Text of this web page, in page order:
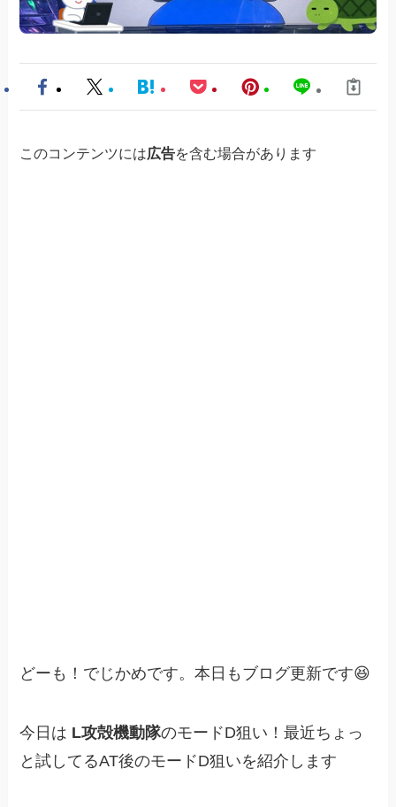
このコンテンツには広告を含む場合があります
どーも！でじかめです。本日もブログ更新です😆
今日は L攻殻機動隊のモードD狙い！最近ちょっ
と試してるAT後のモードD狙いを紹介します